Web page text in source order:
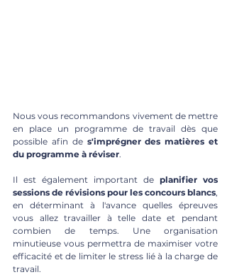
Nous vous recommandons vivement de mettre
en place un programme de travail dès que
possible afin de s'imprégner des matières et
du programme à réviser.
Il est également important de planifier vos
sessions de révisions pour les concours blancs,
en déterminant à l'avance quelles épreuves
vous allez travailler à telle date et pendant
combien de temps. Une organisation
minutieuse vous permettra de maximiser votre
efficacité et de limiter le stress lié à la charge de
travail.